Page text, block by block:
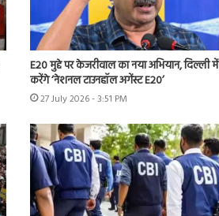
E20 मुद्दे पर केजरीवाल का नया अभियान, दिल्ली में
करेंगे ‘नेशनल टाउनहॉल अगेंस्ट E20’
27 July 2026 - 3:51 PM